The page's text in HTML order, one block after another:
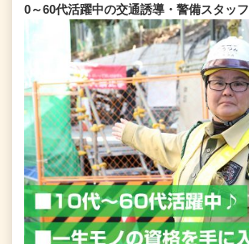
0～60代活躍中の交通誘導・警備スタッフ